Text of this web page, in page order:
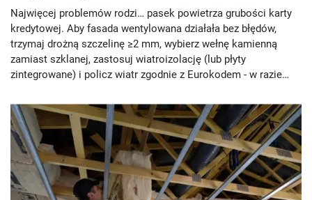
Najwięcej problemów rodzi… pasek powietrza grubości karty
kredytowej. Aby fasada wentylowana działała bez błędów,
trzymaj drożną szczelinę ≥2 mm, wybierz wełnę kamienną
zamiast szklanej, zastosuj wiatroizolację (lub płyty
zintegrowane) i policz wiatr zgodnie z Eurokodem - w razie
podkonstrukcji, szczelne łączenia i eliminację mostków
cieplnych. To 9 zasad, które realnie ratują izolację.